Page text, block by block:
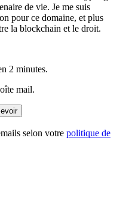
de vie. Je me suis
pour ce domaine, et plus
la blockchain et le droit.
2 minutes.
mail.
selon votre politique de